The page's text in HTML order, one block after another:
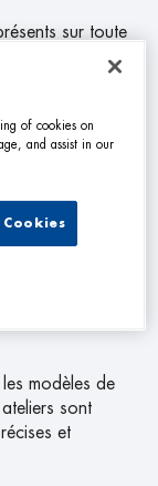
sur toute
Premier à
de
de réparation
au
pneus, nous
modèles de
sont
et
of cookies on
and assist in our
Cookies